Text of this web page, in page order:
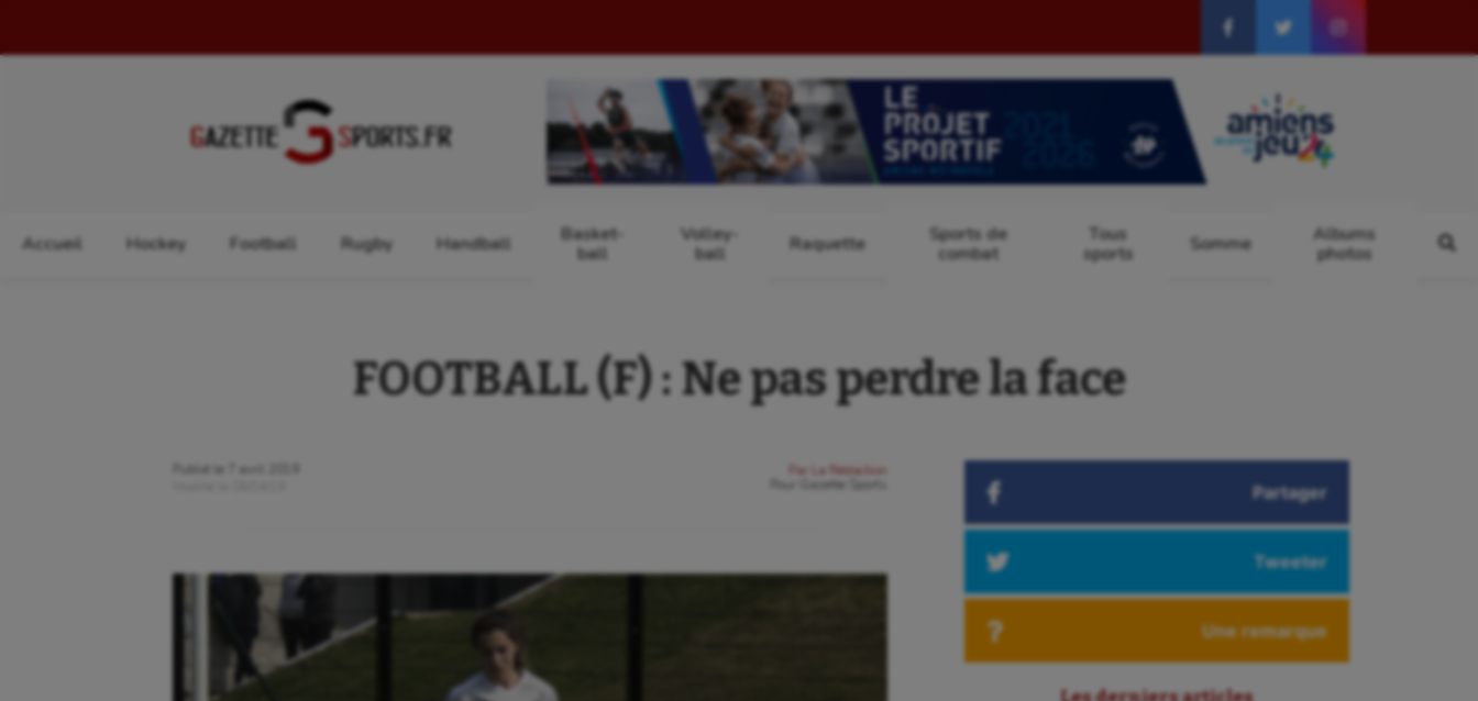
Accueil Hockey Football Rugby Handball
Basket-
ball
Volley-
ball
Raquette
Sports de
combat
Tous
sports
Somme
Albums
photos
FOOTBALL (F) : Ne pas perdre la face
Publié le
7 avril 2019
Par
La Rédaction
Gazette Sports Partager
Tweeter
Une remarque